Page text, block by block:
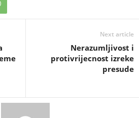
Next article
Nerazumljivost i
protivrijecnost izreke
presude